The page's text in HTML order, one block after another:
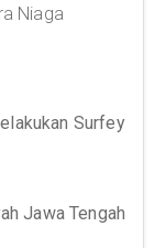
Niaga
Surfey
Jawa Tengah